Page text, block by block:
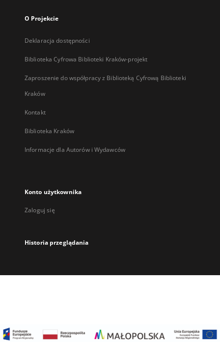
O Projekcie
Deklaracja dostępności
Biblioteka Cyfrowa Biblioteki Kraków-projekt
Zaproszenie do współpracy z Biblioteką Cyfrową Biblioteki
Kraków
Kontakt
Biblioteka Kraków
Informacje dla Autorów i Wydawców
Konto użytkownika
Zaloguj się
Historia przeglądania